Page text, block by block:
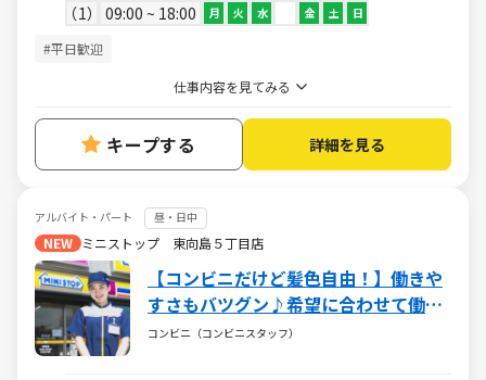
1
09:00 ~ 18:00 月 火 水 金 土 日
#平日歓迎
仕事内容を見てみる
キープする 詳細を見る
アルバイト・パート 昼・日中
NEW ミニストップ 東向島５丁目店
【コンビニだけど髪色自由！】働きや
すさもバツグン♪希望に合わせて働け
るミニストップ☆バイトデビューも大
コンビニ（コンビニスタッフ）